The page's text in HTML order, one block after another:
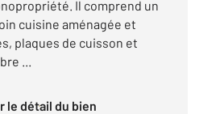
Il comprend un
cuisine aménagée et
plaques de cuisson et
...
le détail du bien